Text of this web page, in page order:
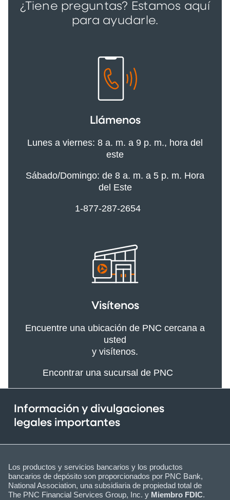
¿Tiene preguntas? Estamos aquí
para ayudarle.
Llámenos
Lunes a viernes: 8 a. m. a 9 p. m., hora del
este
Sábado/Domingo: de 8 a. m. a 5 p. m. Hora
del Este
1-877-287-2654
Visítenos
Encuentre una ubicación de PNC cercana a
usted
y visítenos.
Encontrar una sucursal de PNC
Información y divulgaciones
legales importantes
Los productos y servicios bancarios y los productos
bancarios de depósito son proporcionados por PNC Bank,
National Association, una subsidiaria de propiedad total de
The PNC Financial Services Group, Inc. y Miembro FDIC.